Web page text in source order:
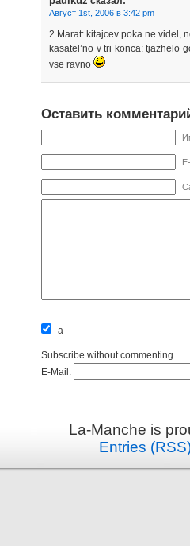
Август 1st, 2006 в 3:42 pm
2 Marat: kitajcev poka ne videl,
kasatel’no v tri konca: tjazhelo
vse ravno
Оставить
a
Subscribe without commenting
E-Mail:
La-Manche is
Entries